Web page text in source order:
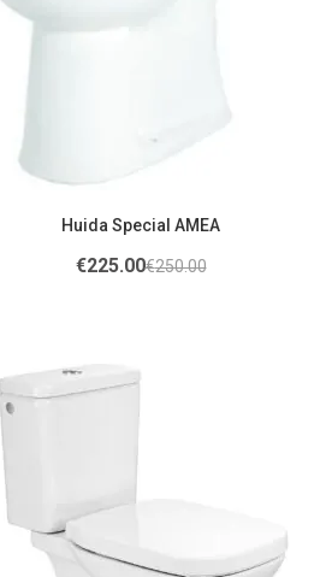
Huida Special ΑΜΕΑ
€250.00
€225.00